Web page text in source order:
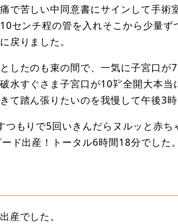
で苦しい中同意書にサインして手術
センチ程の管を入れそこから少量ず
戻りました。
したのも束の間で、一気に子宮口が
水すぐさま子宮口が10㌢全開大本
て踏ん張りたいのを我慢して午後3
つもりで5回いきんだらヌルッと赤
ド出産！トータル6時間18分でした。
産でした。